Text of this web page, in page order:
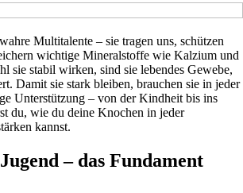
Multitalente – sie tragen uns, schützen
wichtige Mineralstoffe wie Kalzium und
sie stabil wirken, sind sie lebendes Gewebe,
Damit sie stark bleiben, brauchen sie in jeder
Unterstützung – von der Kindheit bis ins
du, wie du deine Knochen in jeder
kannst.
– das Fundament